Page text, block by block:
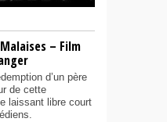
– Film
d’un père
de cette
laissant libre court